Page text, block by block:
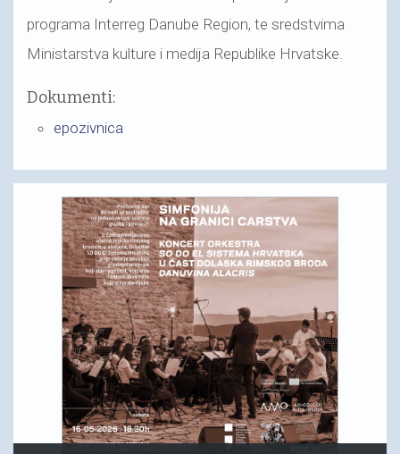
programa Interreg Danube Region, te sredstvima
Ministarstva kulture i medija Republike Hrvatske.
Dokumenti:
epozivnica